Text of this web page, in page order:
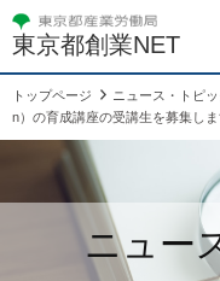
東京都創業NET
トップページ ニュース・トピッ
n）の育成講座の受講生を募集しま
ニュー